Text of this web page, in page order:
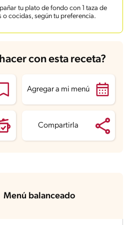
tu plato de fondo con 1 taza de
o cocidas, según tu preferencia.
con esta receta?
Agregar a mi menú
Compartirla
Menú balanceado